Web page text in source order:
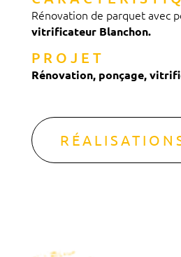
Rénovation de parquet avec
vitrificateur Blanchon.
PROJET
Rénovation, ponçage,